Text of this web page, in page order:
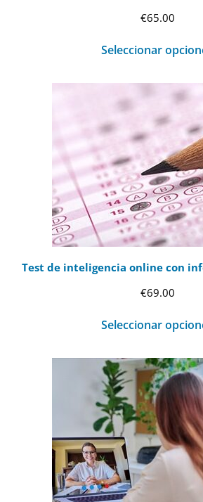
€65.00
Seleccionar
Test de inteligencia online con
€69.00
Seleccionar